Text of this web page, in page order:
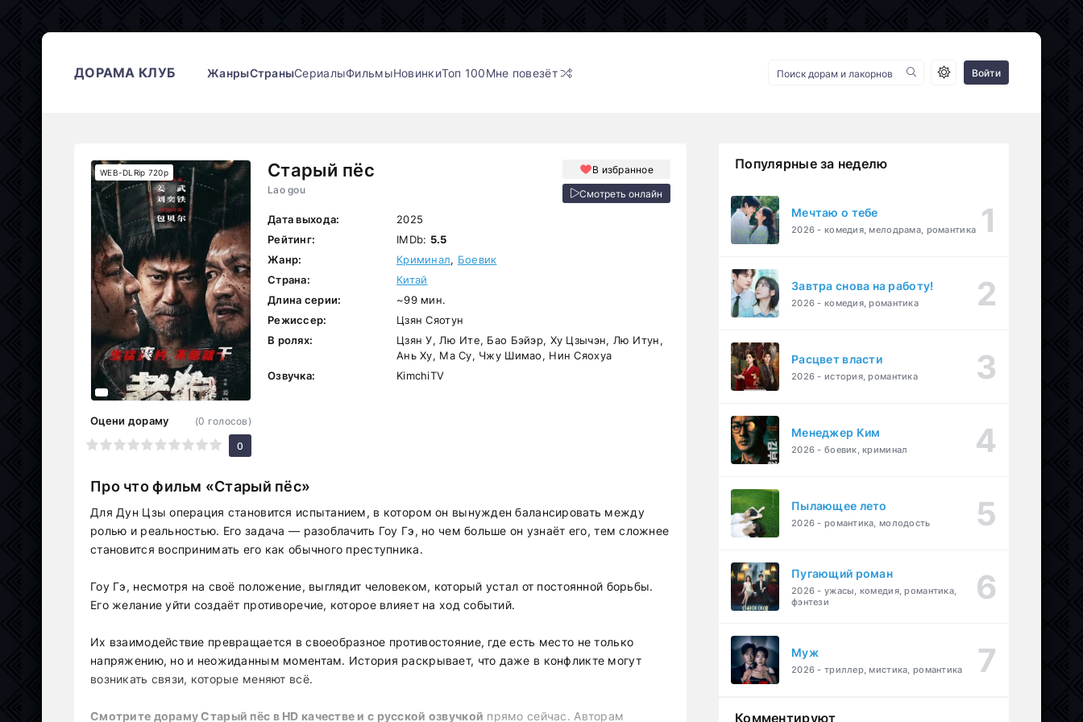
ДОРАМА КЛУБ ЖанрыСтраныСериалыФильмыНовинкиТоп 100Мне повезёт Войти
Старый пёс
Lao gou
В избранное
Смотреть онлайн
WEB-DLRip 720p
Оцени дораму
7 8 9 10
(0 голосов)
0
Дата выхода:
2025
Рейтинг:
IMDb: 5.5
Жанр:
Криминал, Боевик
Страна:
Китай
Длина серии:
~99 мин.
Режиссер:
Цзян Сяотун
В ролях:
Цзян У, Лю Ите, Бао Бэйэр, Ху Цзычэн, Лю Итун,
Ань Ху, Ма Су, Чжу Шимао, Нин Сяохуа
Озвучка:
KimchiTV
Про что фильм «Старый пёс»
Для Дун Цзы операция становится испытанием, в котором он вынужден балансировать между
ролью и реальностью. Его задача — разоблачить Гоу Гэ, но чем больше он узнаёт его, тем сложнее
становится воспринимать его как обычного преступника.
Гоу Гэ, несмотря на своё положение, выглядит человеком, который устал от постоянной борьбы.
Его желание уйти создаёт противоречие, которое влияет на ход событий.
Их взаимодействие превращается в своеобразное противостояние, где есть место не только
напряжению, но и неожиданным моментам. История раскрывает, что даже в конфликте могут
возникать связи, которые меняют всё.
Смотрите дораму Старый пёс в HD качестве и с русской озвучкой прямо сейчас. Авторам
Популярные за неделю
Мечтаю о тебе
2026 - комедия, мелодрама, романтика
Завтра снова на работу!
2026 - комедия, романтика
Расцвет власти
2026 - история, романтика
Менеджер Ким
2026 - боевик, криминал
Пылающее лето
2026 - романтика, молодость
Пугающий роман
2026 - ужасы, комедия, романтика,
фэнтези
Муж
2026 - триллер, мистика, романтика
Комментируют